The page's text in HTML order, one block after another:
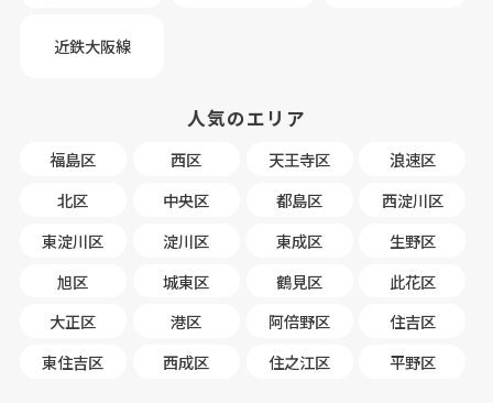
近鉄大阪線
人気のエリア
福島区 西区 天王寺区
浪速区
北区
中央区 都島区
西淀川区
東淀川区
淀川区 東成区
生野区
旭区
城東区 鶴見区
此花区
大正区
港区 阿倍野区
住吉区
東住吉区
西成区 住之江区 平野区